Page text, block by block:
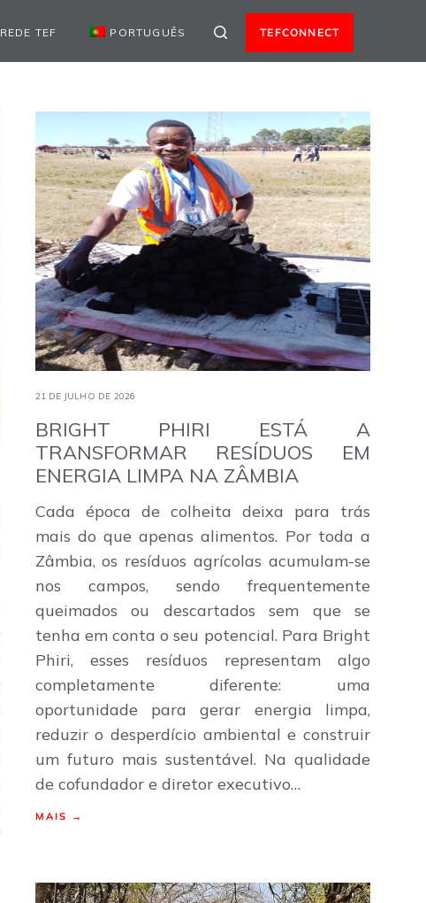
REDE TEF PORTUGUÊS TEFCONNECT
21 DE JULHO DE 2026
BRIGHT PHIRI ESTÁ A
TRANSFORMAR RESÍDUOS EM
ENERGIA LIMPA NA ZÂMBIA
Cada época de colheita deixa para trás
mais do que apenas alimentos. Por toda a
Zâmbia, os resíduos agrícolas acumulam-se
nos campos, sendo frequentemente
queimados ou descartados sem que se
tenha em conta o seu potencial. Para Bright
Phiri, esses resíduos representam algo
completamente diferente: uma
oportunidade para gerar energia limpa,
reduzir o desperdício ambiental e construir
um futuro mais sustentável. Na qualidade
de cofundador e diretor executivo…
MAIS →